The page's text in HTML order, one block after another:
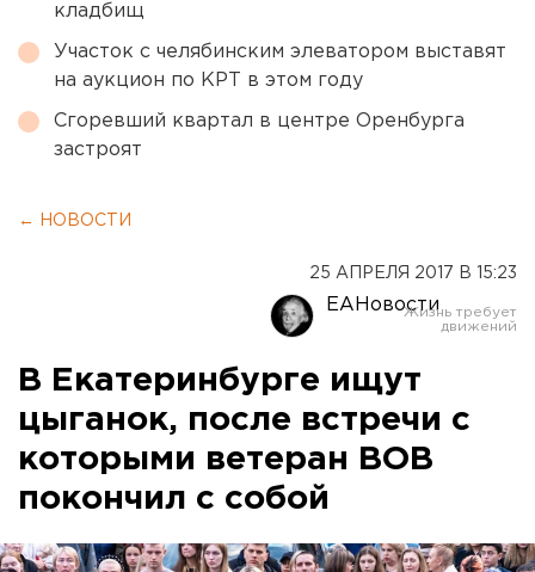
кладбищ
Участок с челябинским элеватором выставят
на аукцион по КРТ в этом году
Сгоревший квартал в центре Оренбурга
застроят
← НОВОСТИ
25 АПРЕЛЯ 2017 В 15:23
ЕАНовости
В Екатеринбурге ищут
цыганок, после встречи с
которыми ветеран ВОВ
покончил с собой